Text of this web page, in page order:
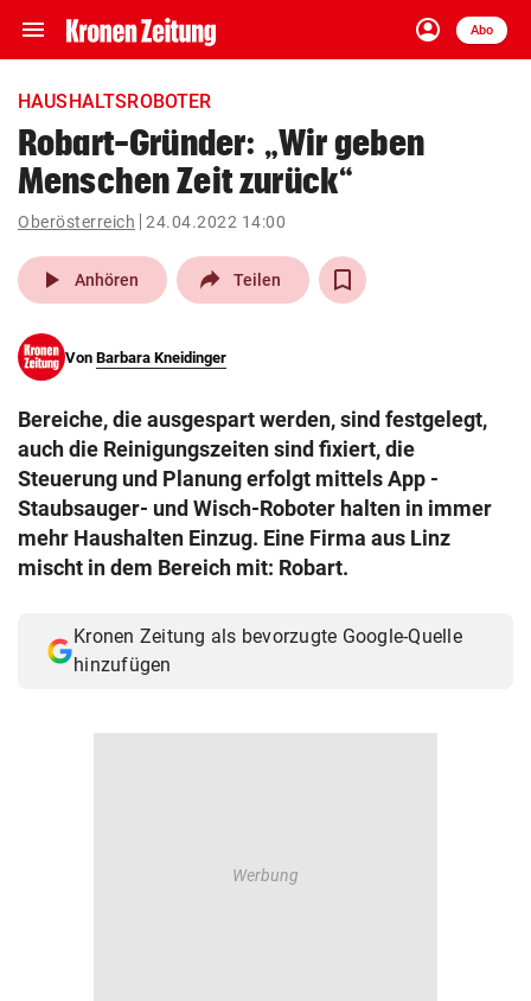
menu Navigation
ein-/ausklappen
account_circle
Anmelden
Abo
close Schließen
account_circle Anmelden
pin_drop
Wien arrow_right
search
eingeben
© Krone Multimedia GmbH & Co KG 2026
Muthgasse 2, 1190 Wien
HAUSHALTSROBOTER
Robart-Gründer: „Wir geben
Menschen Zeit zurück“
Oberösterreich 24.04.2022 14:00
play_arrow Anhören Teilen
Von Barbara Kneidinger
Bereiche, die ausgespart werden, sind festgelegt,
auch die Reinigungszeiten sind fixiert, die
Steuerung und Planung erfolgt mittels App -
Staubsauger- und Wisch-Roboter halten in immer
mehr Haushalten Einzug. Eine Firma aus Linz
mischt in dem Bereich mit: Robart.
Kronen Zeitung als bevorzugte Google-Quelle
hinzufügen